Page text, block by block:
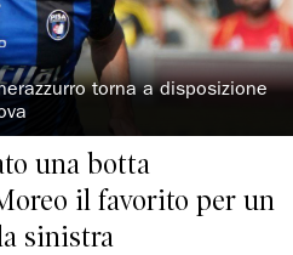
torna a disposizione
una botta
il favorito per un
sinistra